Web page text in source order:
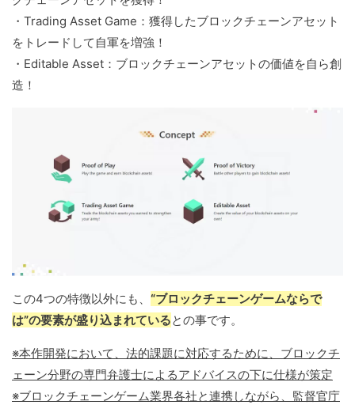
・Trading Asset Game：獲得したブロックチェーンアセット
をトレードして自軍を増強！
・Editable Asset：ブロックチェーンアセットの価値を自ら創
造！
この4つの特徴以外にも、 “ブロックチェーンゲームならで
は”の要素が盛り込まれているとの事です。
※本作開発において、法的課題に対応するために、ブロックチ
ェーン分野の専門弁護士によるアドバイスの下に仕様が策定
※ブロックチェーンゲーム業界各社と連携しながら、監督官庁